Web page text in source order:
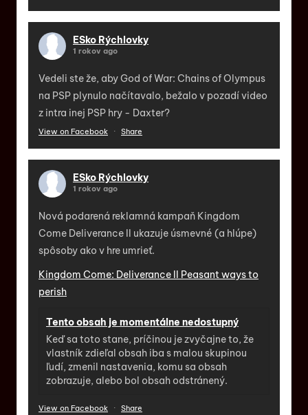
ESko Rýchlovky
1 rokov ago
Vedeli ste že, aby God of War: Chains of Olympus
na PSP plynulo načítavalo, bežalo v pozadí video
z intra inej PSP hry - Daxter?
View on Facebook · Share
ESko Rýchlovky
1 rokov ago
Nová podarená reklamná kampaň Kingdom
Come Deliverance II ukazuje úsmevné (a hlúpe)
spôsoby ako v hre umrieť.
Kingdom Come: Deliverance II Peasant ways to
perish
Tento obsah je momentálne nedostupný
Keď sa toto stane, príčinou je zvyčajne to, že
vlastník zdieľal obsah iba s malou skupinou
ľudí, zmenil nastavenia, komu sa obsah
zobrazuje, alebo bol obsah odstránený.
View on Facebook · Share